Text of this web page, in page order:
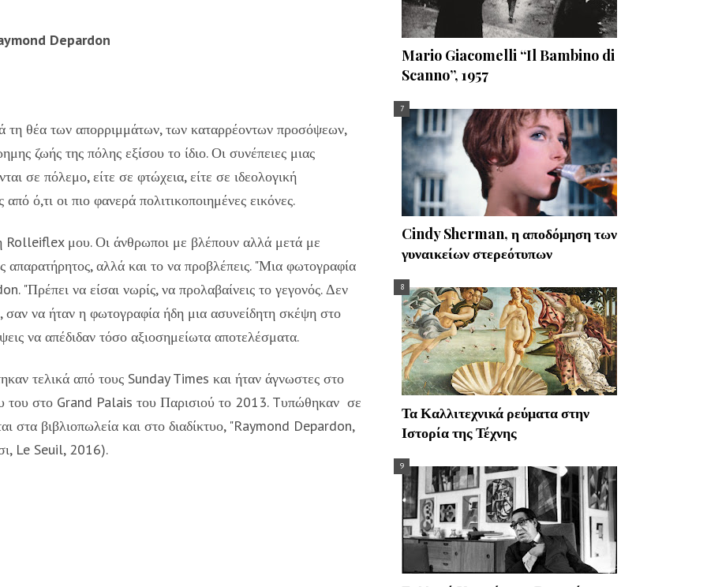
Depardon
τη θέα των απορριμμάτων, των καταρρέοντων προσόψεων,
ζωής της πόλης εξίσου το ίδιο. Οι συνέπειες μιας
σε πόλεμο, είτε σε φτώχεια, είτε σε ιδεολογική
ό,τι οι πιο φανερά πολιτικοποιημένες εικόνες.
μου. Οι άνθρωποι με βλέπουν αλλά μετά με
απαρατήρητος, αλλά και το να προβλέπεις. "Μια φωτογραφία
"Πρέπει να είσαι νωρίς, να προλαβαίνεις το γεγονός. Δεν
σαν να ήταν η φωτογραφία ήδη μια ασυνείδητη σκέψη στο
να απέδιδαν τόσο αξιοσημείωτα αποτελέσματα.
τελικά από τους Sunday Times και ήταν άγνωστες στο
του στο Grand Palais του Παρισιού το 2013. Tυπώθηκαν σε
στα βιβλιοπωλεία και στο διαδίκτυο, "Raymond Depardon,
Le Seuil, 2016).
Mario Giacomelli “Il Bambino di
Scanno”, 1957
Cindy Sherman, η αποδόμηση των
γυναικείων στερεότυπων
Τα Καλλιτεχνικά ρεύματα στην
Ιστορία της Τέχνης